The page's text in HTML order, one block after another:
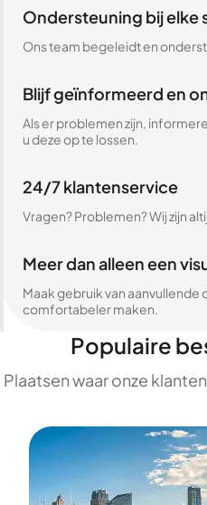
Ondersteuning bij elke
Ons team begeleidt en
Blijf geïnformeerd en
Als er problemen zijn,
u deze op te lossen.
24/7 klantenservice
Vragen? Problemen? Wij zijn
Meer dan alleen een
Maak gebruik van aanvullende
comfortabeler maken.
Populaire
Plaatsen waar onze